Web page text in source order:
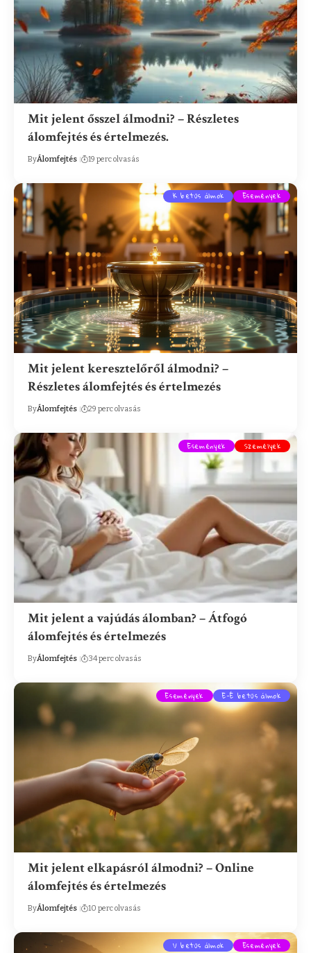
Mit jelent ősszel álmodni? – Részletes
álomfejtés és értelmezés.
ByÁlomfejtés 19 perc olvasás
K betűs álmok Események
Mit jelent keresztelőről álmodni? –
Részletes álomfejtés és értelmezés
ByÁlomfejtés 29 perc olvasás
Események Személyek
Mit jelent a vajúdás álomban? – Átfogó
álomfejtés és értelmezés
ByÁlomfejtés 34 perc olvasás
Események E-É betűs álmok
Mit jelent elkapásról álmodni? – Online
álomfejtés és értelmezés
ByÁlomfejtés 10 perc olvasás
V betűs álmok Események